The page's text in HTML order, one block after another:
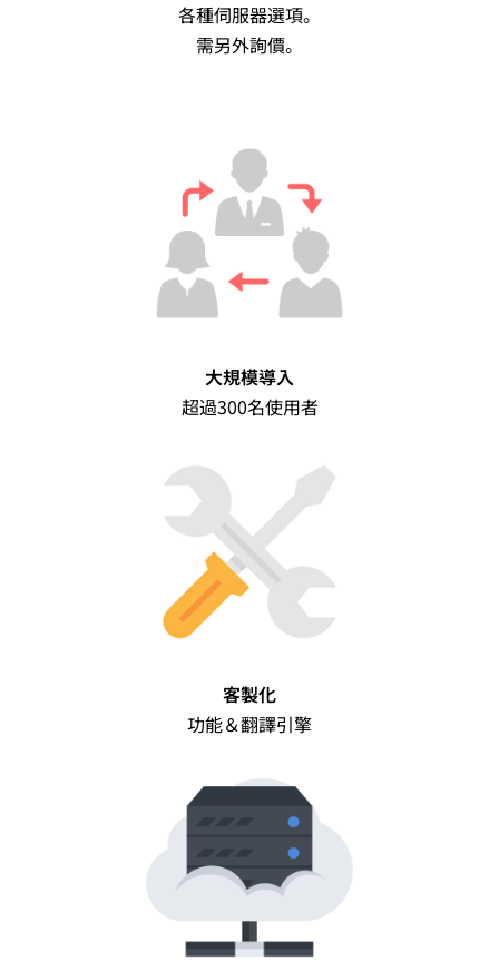
各種伺服器選項。
需另外詢價。
大規模導入
超過300名使用者
客製化
功能＆翻譯引擎